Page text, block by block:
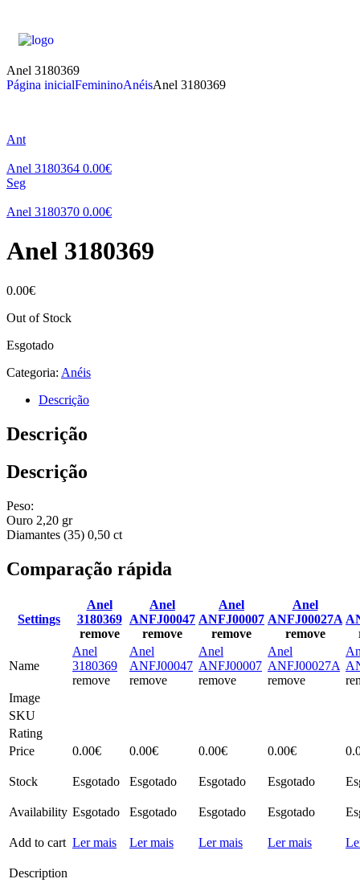
Anel 3180369
Página inicialFemininoAnéisAnel 3180369
Ant
Anel 3180364 0.00€
Seg
Anel 3180370 0.00€
Anel 3180369
0.00€
Out of Stock
Esgotado
Categoria: Anéis
Descrição
Descrição
Descrição
Peso:
Ouro 2,20 gr
Diamantes (35) 0,50 ct
Comparação rápida
Settings
Anel
3180369
remove
Anel
ANFJ00047
remove
Anel
ANFJ00007
remove
Anel
ANFJ00027A
remove
Name
Anel
3180369
remove
Anel
ANFJ00047
remove
Anel
ANFJ00007
remove
Anel
ANFJ00027A
remove
Image
SKU
Rating
Price
0.00€ 0.00€ 0.00€ 0.00€
Stock Esgotado Esgotado Esgotado Esgotado
Availability Esgotado Esgotado Esgotado Esgotado
Add to cart Ler mais Ler mais Ler mais Ler mais
Description